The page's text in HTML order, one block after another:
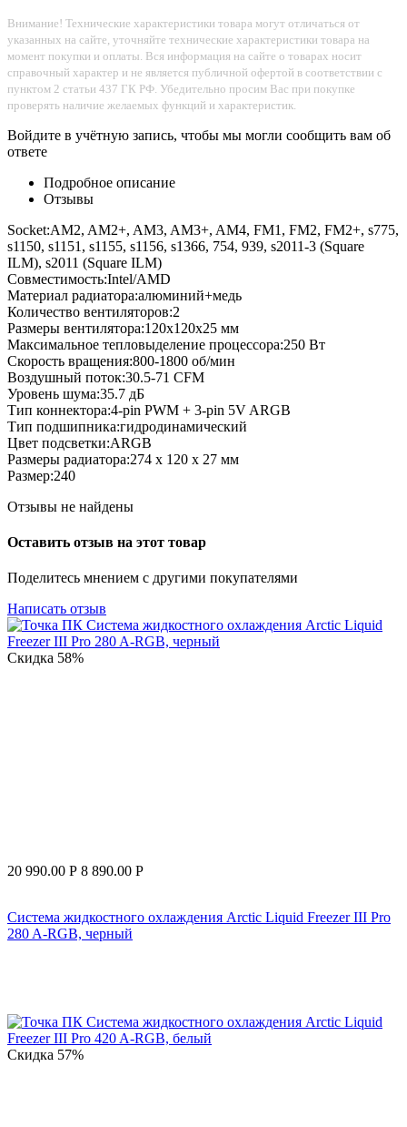
Внимание! Технические характеристики товара могут отличаться от
указанных на сайте, уточняйте технические характеристики товара на
момент покупки и оплаты. Вся информация на сайте о товарах носит
справочный характер и не является публичной офертой в соответствии с
пунктом 2 статьи 437 ГК РФ. Убедительно просим Вас при покупке
проверять наличие желаемых функций и характеристик.
Войдите в учётную запись, чтобы мы могли сообщить вам об
ответе
Подробное описание
Отзывы
Socket:AM2, AM2+, AM3, AM3+, AM4, FM1, FM2, FM2+, s775,
s1150, s1151, s1155, s1156, s1366, 754, 939, s2011-3 (Square
ILM), s2011 (Square ILM)
Совместимость:Intel/AMD
Материал радиатора:алюминий+медь
Количество вентиляторов:2
Размеры вентилятора:120x120x25 мм
Максимальное тепловыделение процессора:250 Вт
Скорость вращения:800-1800 об/мин
Воздушный поток:30.5-71 CFM
Уровень шума:35.7 дБ
Тип коннектора:4-pin PWM + 3-pin 5V ARGB
Тип подшипника:гидродинамический
Цвет подсветки:ARGB
Размеры радиатора:274 x 120 x 27 мм
Размер:240
Отзывы не найдены
Оставить отзыв на этот товар
Поделитесь мнением с другими покупателями
Написать отзыв
Скидка 58%
20 990.00 Р 8 890.00 Р
Система жидкостного охлаждения Arctic Liquid Freezer III Pro
280 A-RGB, черный
Скидка 57%